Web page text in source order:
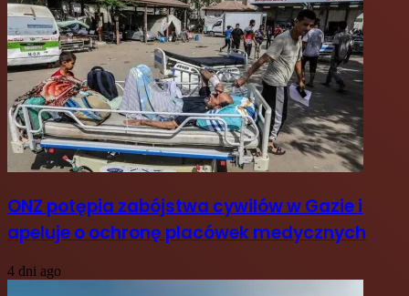
ONZ potępia zabójstwa cywilów w Gazie i
apeluje o ochronę placówek medycznych
4 dni ago